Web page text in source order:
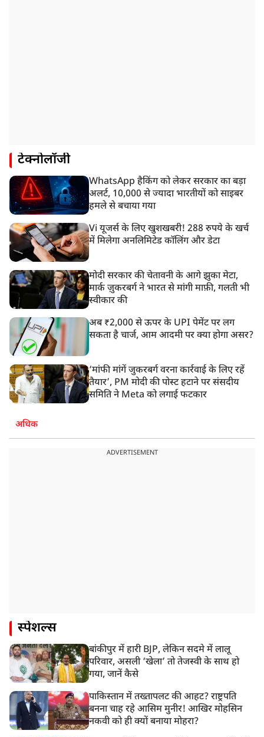
टेक्नोलॉजी
WhatsApp हैकिंग को लेकर सरकार का बड़ा
अलर्ट, 10,000 से ज्यादा भारतीयों को साइबर
हमले से बचाया गया
Vi यूजर्स के लिए खुशखबरी! 288 रुपये के खर्च
में मिलेगा अनलिमिटेड कॉलिंग और डेटा
मोदी सरकार की चेतावनी के आगे झुका मेटा,
मार्क ज़ुकरबर्ग ने भारत से मांगी माफ़ी, गलती भी
स्वीकार की
अब ₹2,000 से ऊपर के UPI पेमेंट पर लग
सकता है चार्ज, आम आदमी पर क्या होगा असर?
‘मांफी मांगें जुकरबर्ग वरना कार्रवाई के लिए रहें
तैयार’, PM मोदी की पोस्ट हटाने पर संसदीय
समिति ने Meta को लगाई फटकार
अधिक
ADVERTISEMENT
स्पेशल्स
बांकीपुर में हारी BJP, लेकिन सदमे में लालू
परिवार, असली ‘खेला’ तो तेजस्वी के साथ हो
गया, जानें कैसे
पाकिस्तान में तख्तापलट की आहट? राष्ट्रपति
बनना चाह रहे आसिम मुनीर! आखिर मोहसिन
नकवी को ही क्यों बनाया मोहरा?